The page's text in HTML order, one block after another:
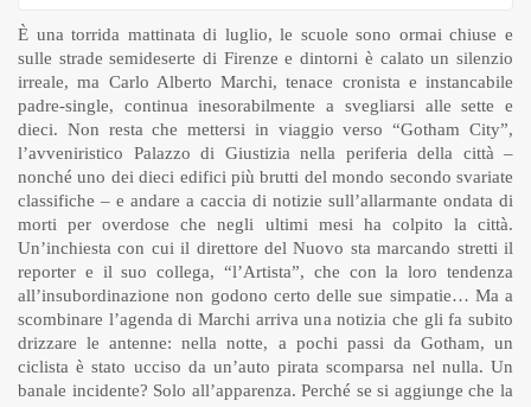
È una torrida mattinata di luglio, le scuole sono ormai chiuse e
sulle strade semideserte di Firenze e dintorni è calato un silenzio
irreale, ma Carlo Alberto Marchi, tenace cronista e instancabile
padre-single, continua inesorabilmente a svegliarsi alle sette e
dieci. Non resta che mettersi in viaggio verso “Gotham City”,
l’avveniristico Palazzo di Giustizia nella periferia della città –
nonché uno dei dieci edifici più brutti del mondo secondo svariate
classifiche – e andare a caccia di notizie sull’allarmante ondata di
morti per overdose che negli ultimi mesi ha colpito la città.
Un’inchiesta con cui il direttore del Nuovo sta marcando stretti il
reporter e il suo collega, “l’Artista”, che con la loro tendenza
all’insubordinazione non godono certo delle sue simpatie… Ma a
scombinare l’agenda di Marchi arriva una notizia che gli fa subito
drizzare le antenne: nella notte, a pochi passi da Gotham, un
ciclista è stato ucciso da un’auto pirata scomparsa nel nulla. Un
banale incidente? Solo all’apparenza. Perché se si aggiunge che la